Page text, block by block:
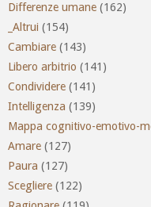
Differenze umane (162)
_Altrui (154)
Cambiare (143)
Libero arbitrio (141)
Condividere (141)
Intelligenza (139)
Mappa cognitivo-emotivo-
Amare (127)
Paura (127)
Scegliere (122)